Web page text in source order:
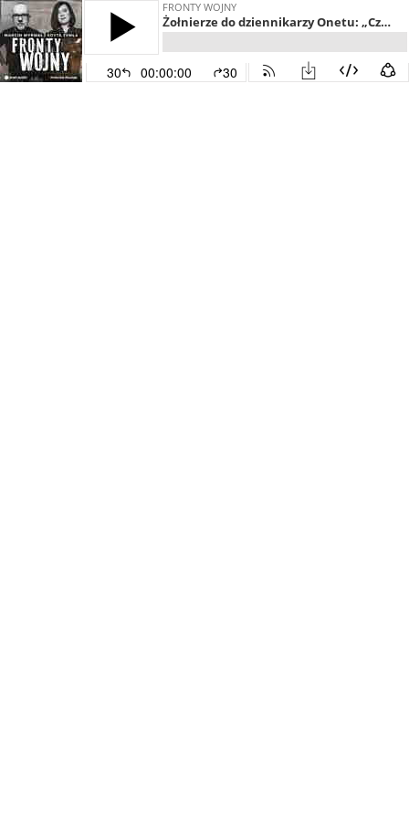
FRONTY WOJNY
Żołnierze do dziennikarzy Onetu: „Czy w końcu ktoś ogarnie ten bajzel?"
30 00:00:00 30